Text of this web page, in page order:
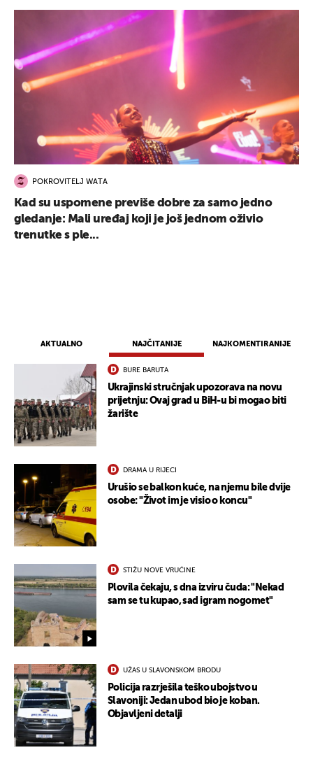
AKTUALNO NAJČITANIJE NAJKOMENTIRANIJE
BURE BARUTA
Ukrajinski stručnjak upozorava na novu
prijetnju: Ovaj grad u BiH-u bi mogao biti
žarište
DRAMA U RIJECI
Urušio se balkon kuće, na njemu bile dvije
osobe: "Život im je visio o koncu"
STIŽU NOVE VRUĆINE
Plovila čekaju, s dna izviru čuda: "Nekad
sam se tu kupao, sad igram nogomet"
UŽAS U SLAVONSKOM BRODU
Policija razrješila teško ubojstvo u
Slavoniji: Jedan ubod bio je koban.
Objavljeni detalji
POKROVITELJ WATA
Kad su uspomene previše dobre za samo jedno
gledanje: Mali uređaj koji je još jednom oživio
trenutke s ple...